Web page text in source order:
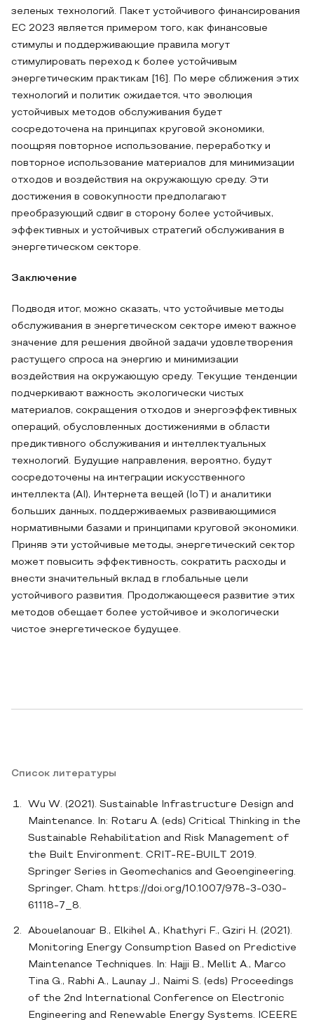
зеленых технологий. Пакет устойчивого финансирования
ЕС 2023 является примером того, как финансовые
стимулы и поддерживающие правила могут
стимулировать переход к более устойчивым
энергетическим практикам [16]. По мере сближения этих
технологий и политик ожидается, что эволюция
устойчивых методов обслуживания будет
сосредоточена на принципах круговой экономики,
поощряя повторное использование, переработку и
повторное использование материалов для минимизации
отходов и воздействия на окружающую среду. Эти
достижения в совокупности предполагают
преобразующий сдвиг в сторону более устойчивых,
эффективных и устойчивых стратегий обслуживания в
энергетическом секторе.
Заключение
Подводя итог, можно сказать, что устойчивые методы
обслуживания в энергетическом секторе имеют важное
значение для решения двойной задачи удовлетворения
растущего спроса на энергию и минимизации
воздействия на окружающую среду. Текущие тенденции
подчеркивают важность экологически чистых
материалов, сокращения отходов и энергоэффективных
операций, обусловленных достижениями в области
предиктивного обслуживания и интеллектуальных
технологий. Будущие направления, вероятно, будут
сосредоточены на интеграции искусственного
интеллекта (AI), Интернета вещей (IoT) и аналитики
больших данных, поддерживаемых развивающимися
нормативными базами и принципами круговой экономики.
Приняв эти устойчивые методы, энергетический сектор
может повысить эффективность, сократить расходы и
внести значительный вклад в глобальные цели
устойчивого развития. Продолжающееся развитие этих
методов обещает более устойчивое и экологически
чистое энергетическое будущее.
Список литературы
Wu W. (2021). Sustainable Infrastructure Design and
Maintenance. In: Rotaru A. (eds) Critical Thinking in the
Sustainable Rehabilitation and Risk Management of
the Built Environment. CRIT-RE-BUILT 2019.
Springer Series in Geomechanics and Geoengineering.
Springer, Cham. https://doi.org/10.1007/978-3-030-
61118-7_8.
Abouelanouar B., Elkihel A., Khathyri F., Gziri H. (2021).
Monitoring Energy Consumption Based on Predictive
Maintenance Techniques. In: Hajji B., Mellit A., Marco
Tina G., Rabhi A., Launay J., Naimi S. (eds) Proceedings
of the 2nd International Conference on Electronic
Engineering and Renewable Energy Systems. ICEERE